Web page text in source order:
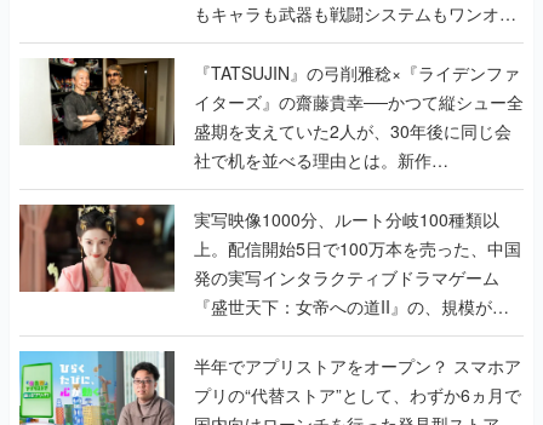
もキャラも武器も戦闘システムもワンオフ
で作り込まれた理由を両ディレクターに聞
く
『TATSUJIN』の弓削雅稔×『ライデンファ
イターズ』の齋藤貴幸──かつて縦シュー全
盛期を支えていた2人が、30年後に同じ会
社で机を並べる理由とは。新作
『TATSUJIN EXTREME』で初タッグを組
んだレジェンド2人に訊く開発秘話
実写映像1000分、ルート分岐100種類以
上。配信開始5日で100万本を売った、中国
発の実写インタラクティブドラマゲーム
『盛世天下：女帝への道II』の、規模が違
うこだわりをプロデューサーに聞いた
半年でアプリストアをオープン？ スマホア
プリの“代替ストア”として、わずか6ヵ月で